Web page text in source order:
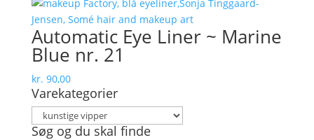
Automatic Eye Liner ~ Marine
Blue nr. 21
kr. 90,00
Varekategorier
Søg og du skal finde